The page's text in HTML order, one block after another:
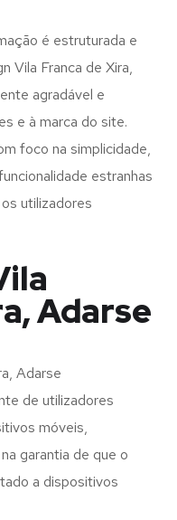
é estruturada e
Vila Franca de Xira,
agradável e
e à marca do site.
foco na simplicidade,
estranhas
utilizadores
Adarse
Adarse
de utilizadores
móveis,
garantia de que o
a dispositivos